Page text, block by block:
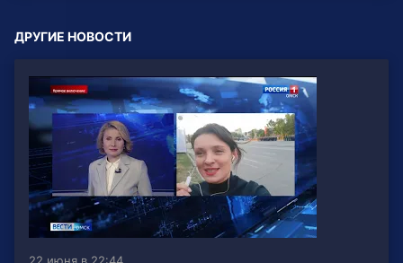
ДРУГИЕ НОВОСТИ